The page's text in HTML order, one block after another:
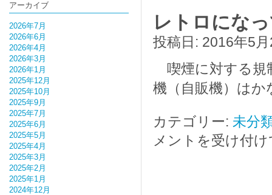
レトロにな
投稿日: 2016年5
喫煙に対する規
機（自販機）は
カテゴリー: 未分
メントを受け付
アーカイブ
2026年7月
2026年6月
2026年4月
2026年3月
2026年1月
2025年12月
2025年10月
2025年9月
2025年7月
2025年6月
2025年5月
2025年4月
2025年3月
2025年2月
2025年1月
2024年12月